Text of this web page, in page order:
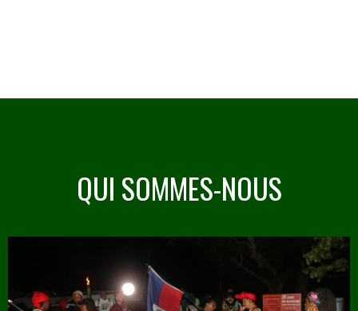
QUI SOMMES-NOUS